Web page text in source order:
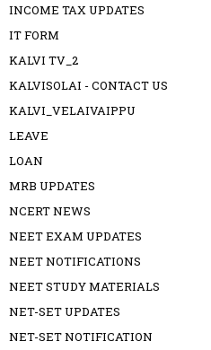
INCOME TAX UPDATES
IT FORM
KALVI TV_2
KALVISOLAI - CONTACT US
KALVI_VELAIVAIPPU
LEAVE
LOAN
MRB UPDATES
NCERT NEWS
NEET EXAM UPDATES
NEET NOTIFICATIONS
NEET STUDY MATERIALS
NET-SET UPDATES
NET-SET NOTIFICATION